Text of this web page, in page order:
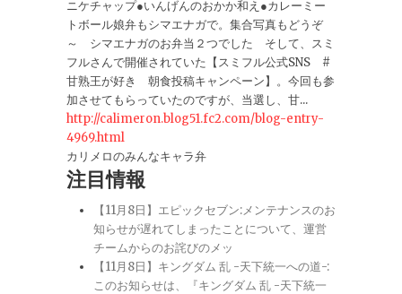
ニケチャップ●いんげんのおかか和え●カレーミー
トボール娘弁もシマエナガで。集合写真もどうぞ
～ シマエナガのお弁当２つでした そして、スミ
フルさんで開催されていた【スミフル公式SNS #
甘熟王が好き 朝食投稿キャンペーン】。今回も参
加させてもらっていたのですが、当選し、甘...
http://calimeron.blog51.fc2.com/blog-entry-
4969.html
カリメロのみんなキャラ弁
注目情報
【11月8日】エピックセブン:メンテナンスのお
知らせが遅れてしまったことについて、運営
チームからのお詫びのメッ
【11月8日】キングダム 乱 -天下統一への道-:
このお知らせは、『キングダム 乱 -天下統一